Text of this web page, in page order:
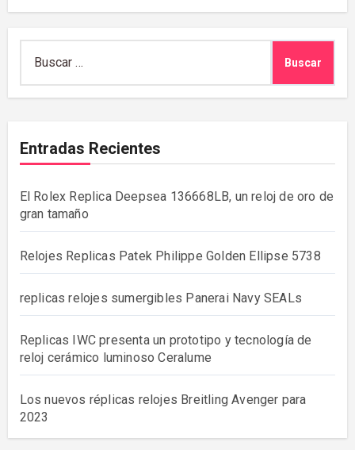
Entradas Recientes
El Rolex Replica Deepsea 136668LB, un reloj de oro de
gran tamaño
Relojes Replicas Patek Philippe Golden Ellipse 5738
replicas relojes sumergibles Panerai Navy SEALs
Replicas IWC presenta un prototipo y tecnología de
reloj cerámico luminoso Ceralume
Los nuevos réplicas relojes Breitling Avenger para
2023